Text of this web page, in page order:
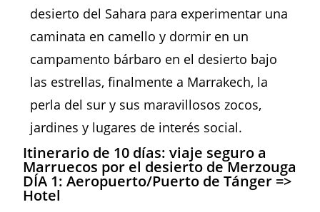
desierto del Sahara para experimentar una
caminata en camello y dormir en un
campamento bárbaro en el desierto bajo
las estrellas, finalmente a Marrakech, la
perla del sur y sus maravillosos zocos,
jardines y lugares de interés social.
Itinerario de 10 días: viaje seguro a
Marruecos por el desierto de Merzouga
DÍA 1: Aeropuerto/Puerto de Tánger =>
Hotel